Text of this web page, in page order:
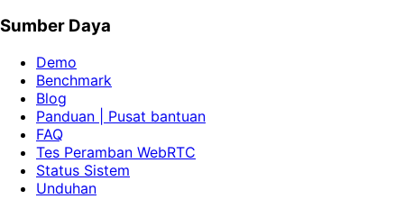
Sumber Daya
Demo
Benchmark
Blog
Panduan | Pusat bantuan
FAQ
Tes Peramban WebRTC
Status Sistem
Unduhan